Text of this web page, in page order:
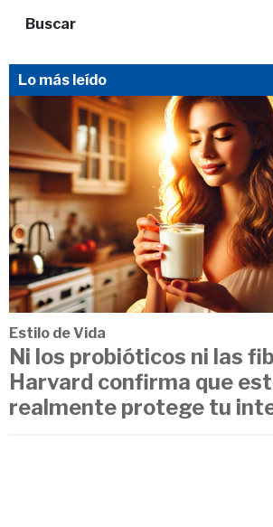
Buscar
Lo más leído
Estilo de Vida
Ni los probióticos ni las
Harvard confirma que
realmente protege tu